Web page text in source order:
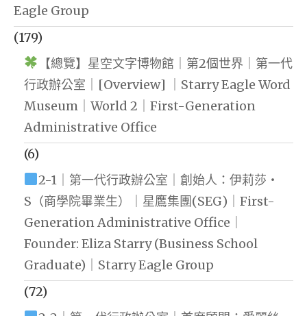
Eagle Group
(179)
【總覽】星空文字博物館｜第2個世界｜第一代
行政辦公室｜[Overview] ｜Starry Eagle Word
Museum｜World 2｜First-Generation
Administrative Office
(6)
2-1｜第一代行政辦公室｜創始人：伊莉莎・
S（商學院畢業生）｜星鷹集團(SEG)｜First-
Generation Administrative Office｜
Founder: Eliza Starry (Business School
Graduate)｜Starry Eagle Group
(72)